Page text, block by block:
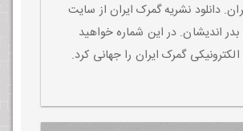
دانلود نشریه گمرک ایران از سایت
بدر اندیشان. در این شماره خواهید
گمرک ایران را جهانی کرد.
گمرک دیجیتال و مدیریت دانش .آموزش
تلفن همراه.